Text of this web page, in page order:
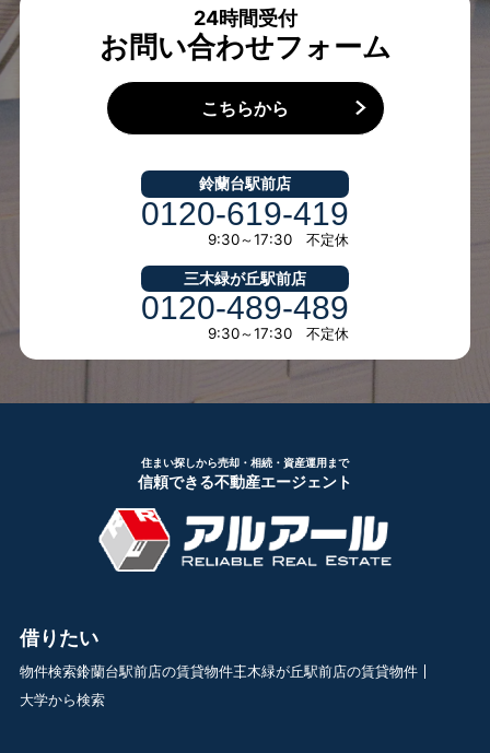
24時間受付
お問い合わせフォーム
こちらから
鈴蘭台駅前店
0120-619-419
9:30～17:30 不定休
三木緑が丘駅前店
0120-489-489
9:30～17:30 不定休
住まい探しから売却・相続・資産運用まで
信頼できる不動産エージェント
借りたい
物件検索鈴蘭台駅前店の賃貸物件三木緑が丘駅前店の賃貸物件
大学から検索